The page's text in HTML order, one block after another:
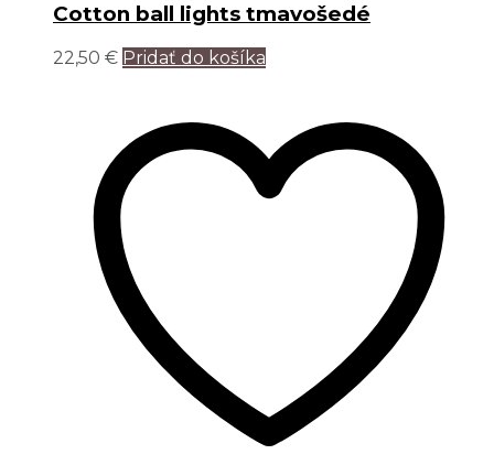
Cotton ball lights tmavošedé
22,50 € Pridať do košíka